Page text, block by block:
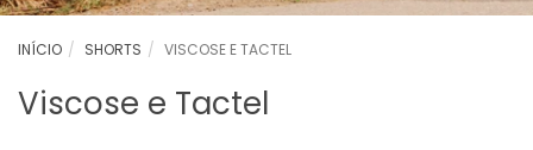
INÍCIO SHORTS VISCOSE E TACTEL
Viscose e Tactel